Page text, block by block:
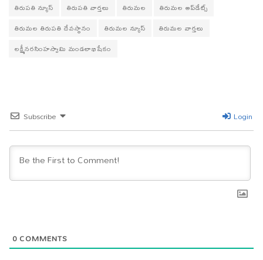
తిరుపతి న్యూస్
తిరుపతి వార్తలు తిరుమల
తిరుమల అప్‌డేట్స్
తిరుమల తిరుపతి దేవస్థానం
తిరుమల న్యూస్
తిరుమల వార్తలు
లక్ష్మీనరసింహస్వామి మండలాభిషేకం
Subscribe Login
0COMMENTS